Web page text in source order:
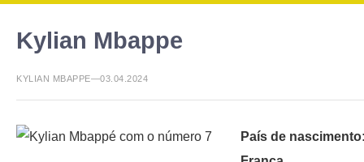
Kylian Mbappe
KYLIAN MBAPPE—03.04.2024
País de